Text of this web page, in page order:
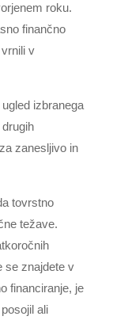
roku.
finančno
v
izbranega
zanesljivo in
tovrstno
težave.
se znajdete v
financiranje, je
ali